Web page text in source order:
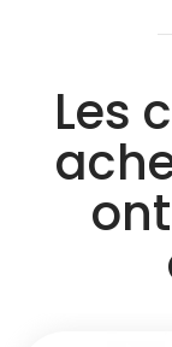
Les